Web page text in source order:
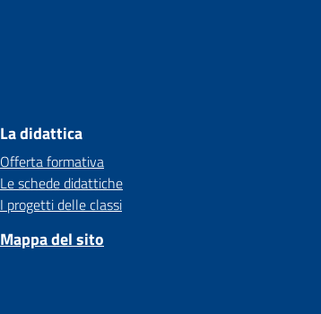
La didattica
Offerta formativa
Le schede didattiche
I progetti delle classi
Mappa del sito